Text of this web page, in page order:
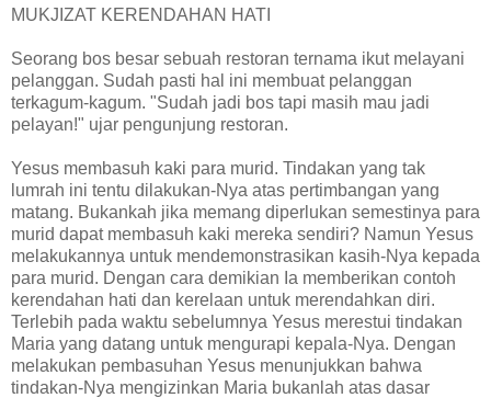
MUKJIZAT KERENDAHAN HATI
Seorang bos besar sebuah restoran ternama ikut melayani
pelanggan. Sudah pasti hal ini membuat pelanggan
terkagum-kagum. "Sudah jadi bos tapi masih mau jadi
pelayan!" ujar pengunjung restoran.
Yesus membasuh kaki para murid. Tindakan yang tak
lumrah ini tentu dilakukan-Nya atas pertimbangan yang
matang. Bukankah jika memang diperlukan semestinya para
murid dapat membasuh kaki mereka sendiri? Namun Yesus
melakukannya untuk mendemonstrasikan kasih-Nya kepada
para murid. Dengan cara demikian Ia memberikan contoh
kerendahan hati dan kerelaan untuk merendahkan diri.
Terlebih pada waktu sebelumnya Yesus merestui tindakan
Maria yang datang untuk mengurapi kepala-Nya. Dengan
melakukan pembasuhan Yesus menunjukkan bahwa
tindakan-Nya mengizinkan Maria bukanlah atas dasar